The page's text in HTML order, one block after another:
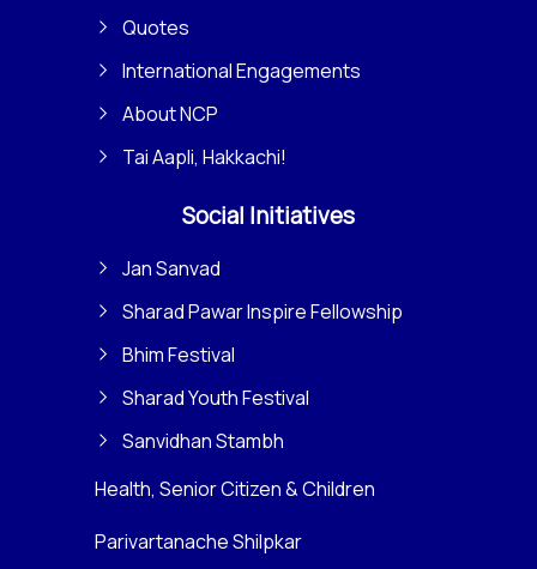
Quotes
International Engagements
About NCP
Tai Aapli, Hakkachi!
Social Initiatives
Jan Sanvad
Sharad Pawar Inspire Fellowship
Bhim Festival
Sharad Youth Festival
Sanvidhan Stambh
Health, Senior Citizen & Children
Parivartanache Shilpkar